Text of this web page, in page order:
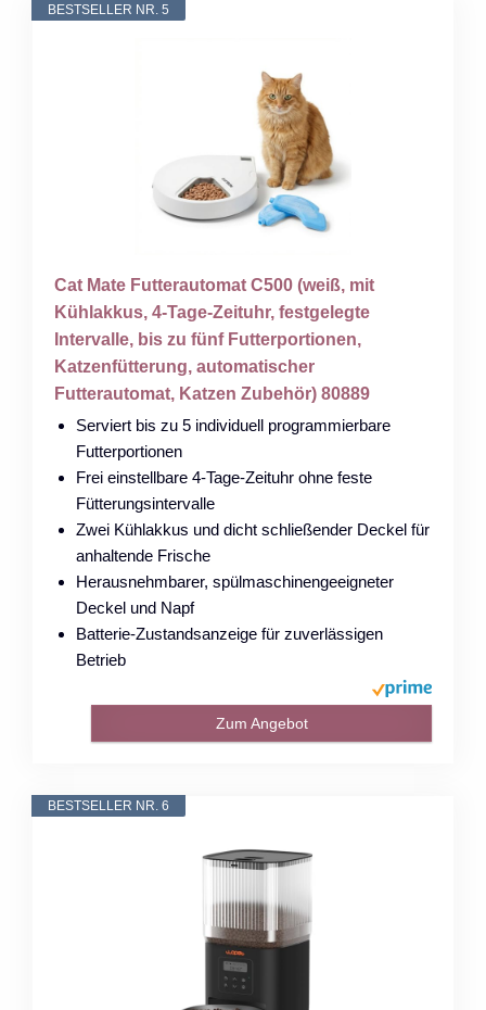
BESTSELLER NR. 5
Cat Mate Futterautomat C500 (weiß, mit
Kühlakkus, 4-Tage-Zeituhr, festgelegte
Intervalle, bis zu fünf Futterportionen,
Katzenfütterung, automatischer
Futterautomat, Katzen Zubehör) 80889
Serviert bis zu 5 individuell programmierbare
Futterportionen
Frei einstellbare 4-Tage-Zeituhr ohne feste
Fütterungsintervalle
Zwei Kühlakkus und dicht schließender Deckel für
anhaltende Frische
Herausnehmbarer, spülmaschinengeeigneter
Deckel und Napf
Batterie-Zustandsanzeige für zuverlässigen
Betrieb
Zum Angebot
BESTSELLER NR. 6